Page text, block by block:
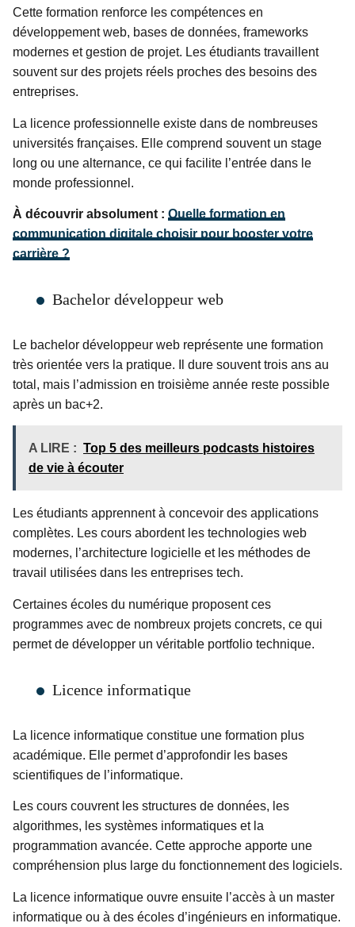
Cette formation renforce les compétences en
développement web, bases de données, frameworks
modernes et gestion de projet. Les étudiants travaillent
souvent sur des projets réels proches des besoins des
entreprises.
La licence professionnelle existe dans de nombreuses
universités françaises. Elle comprend souvent un stage
long ou une alternance, ce qui facilite l’entrée dans le
monde professionnel.
À découvrir absolument : Quelle formation en
communication digitale choisir pour booster votre
carrière ?
Bachelor développeur web
Le bachelor développeur web représente une formation
très orientée vers la pratique. Il dure souvent trois ans au
total, mais l’admission en troisième année reste possible
après un bac+2.
A LIRE : Top 5 des meilleurs podcasts histoires
de vie à écouter
Les étudiants apprennent à concevoir des applications
complètes. Les cours abordent les technologies web
modernes, l’architecture logicielle et les méthodes de
travail utilisées dans les entreprises tech.
Certaines écoles du numérique proposent ces
programmes avec de nombreux projets concrets, ce qui
permet de développer un véritable portfolio technique.
Licence informatique
La licence informatique constitue une formation plus
académique. Elle permet d’approfondir les bases
scientifiques de l’informatique.
Les cours couvrent les structures de données, les
algorithmes, les systèmes informatiques et la
programmation avancée. Cette approche apporte une
compréhension plus large du fonctionnement des logiciels.
La licence informatique ouvre ensuite l’accès à un master
informatique ou à des écoles d’ingénieurs en informatique.